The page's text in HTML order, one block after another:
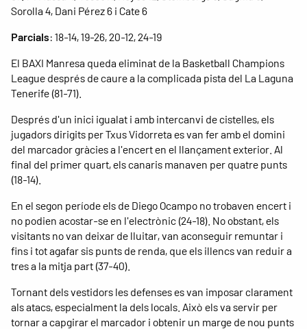
Sorolla 4, Dani Pérez 6 i Cate 6
Parcials: 18-14, 19-26, 20-12, 24-19
El BAXI Manresa queda eliminat de la Basketball Champions
League després de caure a la complicada pista del La Laguna
Tenerife (81-71).
Després d'un inici igualat i amb intercanvi de cistelles, els
jugadors dirigits per Txus Vidorreta es van fer amb el domini
del marcador gràcies a l'encert en el llançament exterior. Al
final del primer quart, els canaris manaven per quatre punts
(18-14).
En el segon període els de Diego Ocampo no trobaven encert i
no podien acostar-se en l'electrònic (24-18). No obstant, els
visitants no van deixar de lluitar, van aconseguir remuntar i
fins i tot agafar sis punts de renda, que els illencs van reduir a
tres a la mitja part (37-40).
Tornant dels vestidors les defenses es van imposar clarament
als atacs, especialment la dels locals. Això els va servir per
tornar a capgirar el marcador i obtenir un marge de nou punts